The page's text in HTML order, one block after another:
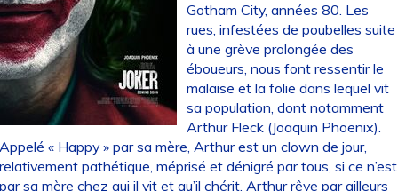
Gotham City, années 80. Les
rues, infestées de poubelles suite
à une grève prolongée des
éboueurs, nous font ressentir le
malaise et la folie dans lequel vit
sa population, dont notamment
Arthur Fleck (Joaquin Phoenix).
« Happy » par sa mère, Arthur est un clown de jour,
pathétique, méprisé et dénigré par tous, si ce n’est
sa mère chez qui il vit et qu’il chérit. Arthur rêve par ailleurs